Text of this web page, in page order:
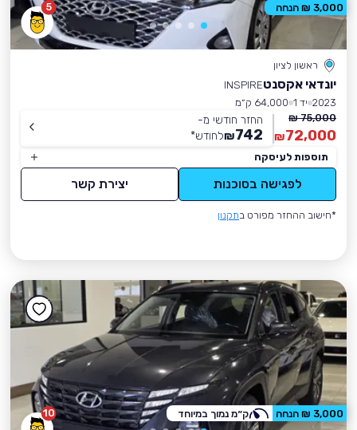
5
ראשון לציון
יונדאי אקסנטINSPIRE
2023 יד 1
64,000 ק״מ
75,000 ₪
72,000
₪
החזר חודשי מ-
742
₪לחודש*
תוספות לעיסקה
לפגישה בסוכנות יצירת קשר
*חישוב ההחזר מפורט בתקנון
3,000 ₪ הנחה
10 3,000 ₪ הנחה ק״מ נמוך במיוחד